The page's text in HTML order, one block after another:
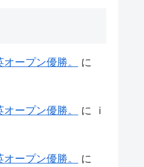
ープン優勝。
に
ープン優勝。 に
ｉ
ープン優勝。
に